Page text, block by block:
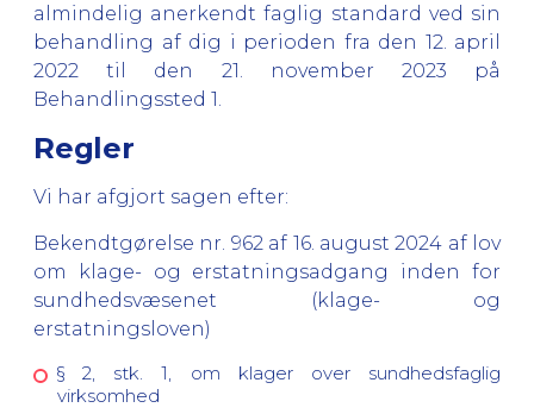
almindelig anerkendt faglig standard ved sin
behandling af dig i perioden fra den 12. april
2022 til den 21. november 2023 på
Behandlingssted 1.
Regler
Vi har afgjort sagen efter:
Bekendtgørelse nr. 962 af 16. august 2024 af lov
om klage- og erstatningsadgang inden for
sundhedsvæsenet (klage- og
erstatningsloven)
§ 2, stk. 1, om klager over sundhedsfaglig
virksomhed